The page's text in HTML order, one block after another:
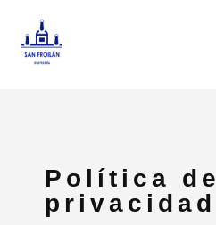
Política de
privacidad